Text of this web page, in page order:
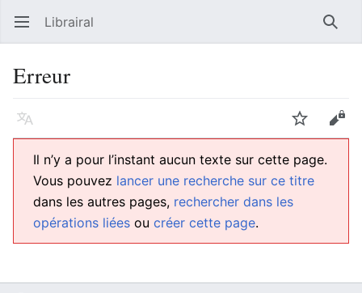
Ouvrir le menu principal Librairal
Erreur
Langue Suivre
Il n’y a pour l’instant aucun texte sur cette page.
Vous pouvez lancer une recherche sur ce titre
dans les autres pages, rechercher dans les
opérations liées ou créer cette page.